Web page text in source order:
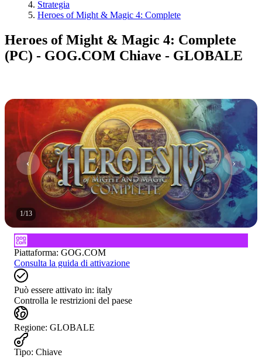
Strategia
Heroes of Might & Magic 4: Complete
Heroes of Might & Magic 4: Complete
(PC) - GOG.COM Chiave - GLOBALE
1/13
Piattaforma: GOG.COM
Consulta la guida di attivazione
Può essere attivato in: italy
Controlla le restrizioni del paese
Regione: GLOBALE
Tipo: Chiave